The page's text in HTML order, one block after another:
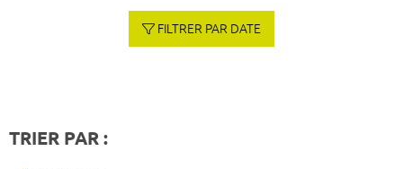
FILTRER PAR DATE
TRIER PAR :